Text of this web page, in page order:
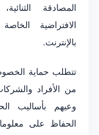
المصادقة
بالإنترنت.
تتطلب حماية
من الأفراد
وعيهم بأساليب
الحفاظ على